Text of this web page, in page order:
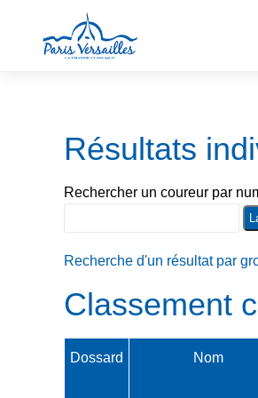
Résultats
Rechercher un coureur par
Recherche d'un résultat par
Classement
Dossard Nom